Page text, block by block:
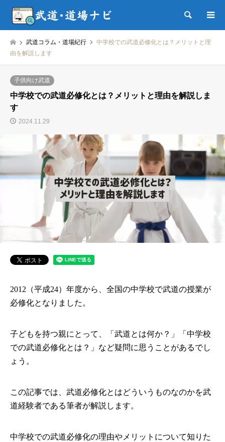
検索
武道コラム・道場紀行
中学校での武道必修化とは？メリットと理
由を解説します
子供向け武道
中学校での武道必修化とは？メリットと理由を解説しま
す
2024.11.29
2012（平成24）年度から、全国の中学校で武道の授業が
必修化となりました。
子どもを持つ親にとって、「武道とは何か？」「中学校
での武道必修化とは？」など疑問に思うことがあるでし
ょう。
この記事では、武道必修化とはどういうものなのかを武
道経験者である筆者が解説します。
中学校での武道必修化の理由やメリットについて知りた